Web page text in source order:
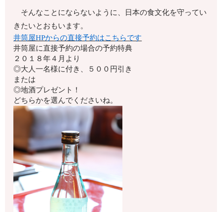
そんなことにならないように、日本の食文化を守ってい
きたいとおもいます。
井筒屋HPからの直接予約はこちらです
井筒屋に直接予約の場合の予約特典
２０１８年４月より
◎大人一名様に付き、５００円引き
または
◎地酒プレゼント！
どちらかを選んでくださいね。